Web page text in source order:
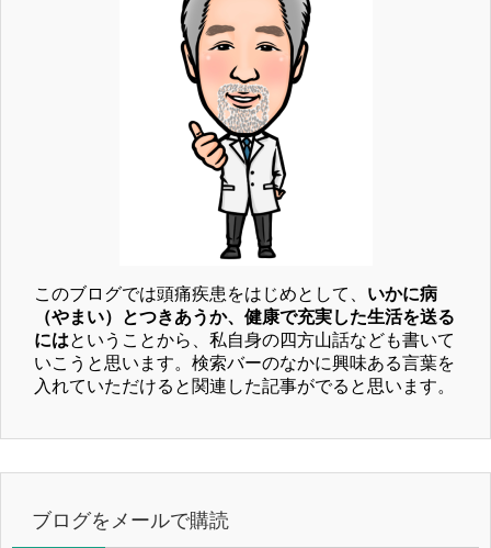
このブログでは頭痛疾患をはじめとして、 いかに病
（やまい）とつきあうか、健康で充実した生活を送る
にはということから、私自身の四方山話なども書いて
いこうと思います。検索バーのなかに興味ある言葉を
入れていただけると関連した記事がでると思います。
ブログをメールで購読